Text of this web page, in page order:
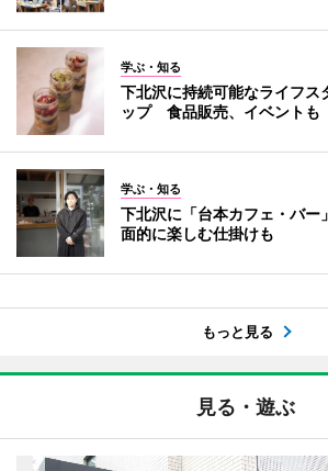
学ぶ・知る
下北沢に持続可能なライフス
ップ 食品販売、イベントも
学ぶ・知る
下北沢に「台本カフェ・バ
面的に楽しむ仕掛けも
もっと見る
見る・遊ぶ